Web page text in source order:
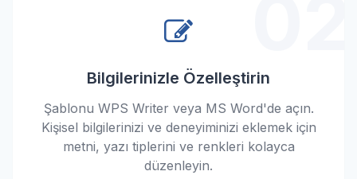
Bilgilerinizle Özelleştirin
Şablonu WPS Writer veya MS Word'de açın.
Kişisel bilgilerinizi ve deneyiminizi eklemek için
metni, yazı tiplerini ve renkleri kolayca
düzenleyin.